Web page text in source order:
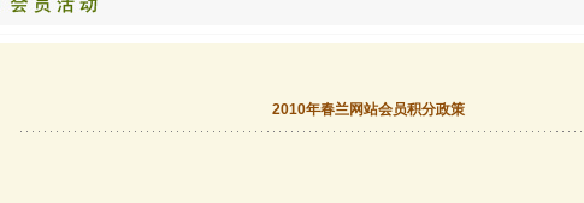
2010年春兰网站会员积分政策